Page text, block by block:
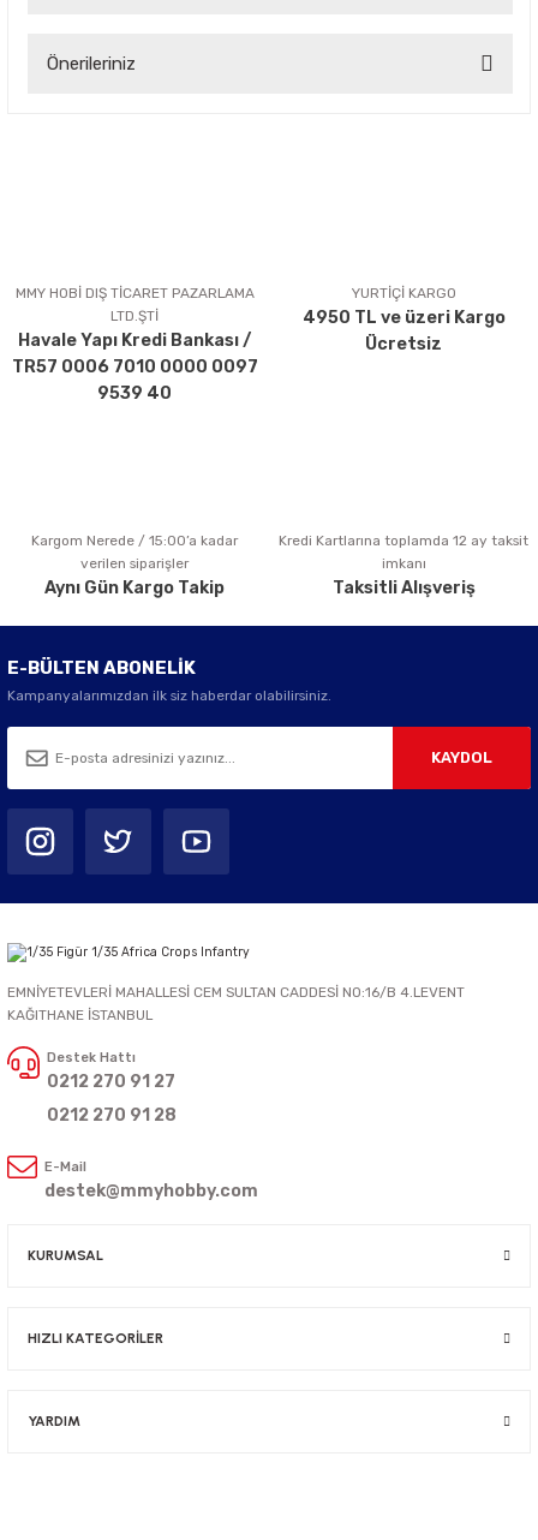
Önerileriniz
Ürün açıklamasında eksik bilgiler bulunuyor.
Ürün bilgilerinde hatalar bulunuyor.
Ürün fiyatı diğer sitelerden daha pahalı.
Bu ürüne benzer farklı alternatifler olmalı.
Gönder
MMY HOBİ DIŞ TİCARET PAZARLAMA
LTD.ŞTİ
Havale Yapı Kredi Bankası /
TR57 0006 7010 0000 0097
9539 40
YURTİÇİ KARGO
4950 TL ve üzeri Kargo
Ücretsiz
Kargom Nerede / 15:00’a kadar
verilen siparişler
Aynı Gün Kargo Takip
Kredi Kartlarına toplamda 12 ay taksit
imkanı
Taksitli Alışveriş
E-BÜLTEN ABONELİK
Kampanyalarımızdan ilk siz haberdar olabilirsiniz.
KAYDOL
EMNİYETEVLERİ MAHALLESİ CEM SULTAN CADDESİ NO:16/B 4.LEVENT
KAĞITHANE İSTANBUL
Destek Hattı
0212 270 91 27
0212 270 91 28
E-Mail
destek@mmyhobby.com
KURUMSAL
HIZLI KATEGORİLER
YARDIM